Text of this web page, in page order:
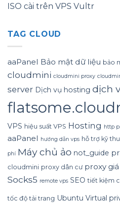
ISO cài trên VPS Vultr
TAG CLOUD
aaPanel Bảo mật dữ liệu bảo
cloudmini cloudmini proxy
server Dịch vụ hosting dịch
VPS hiệu suất VPS Hosting http
aaPanel hướng dẫn vps hỗ trợ kỹ
phí Máy chủ ảo not_guide
cloudmini proxy dân cư proxy
Socks5 remote vps SEO tiết kiệm
tốc độ tải trang Ubuntu Virtual